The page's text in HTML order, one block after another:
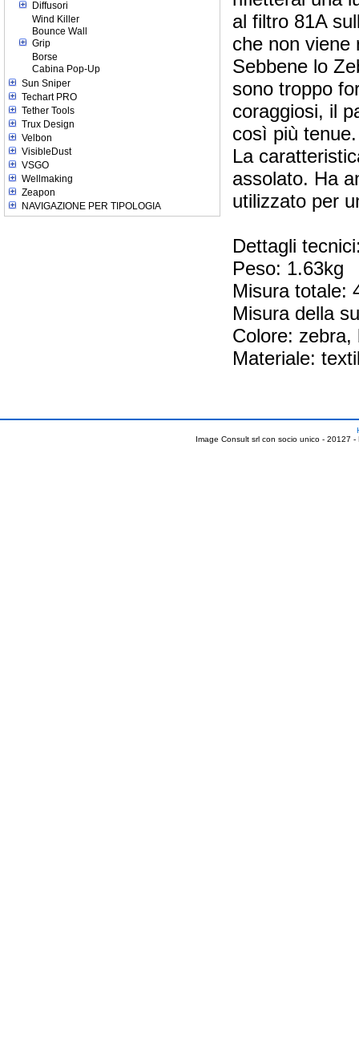
Diffusori
Wind Killer
Bounce Wall
Grip
Borse
Cabina Pop-Up
Sun Sniper
Techart PRO
Tether Tools
Trux Design
Velbon
VisibleDust
VSGO
Wellmaking
Zeapon
NAVIGAZIONE PER TIPOLOGIA
al filtro 81A
che non viene
Sebbene lo
sono troppo
coraggiosi, il
così più
La
assolato. Ha
utilizzato per
Dettagli
Peso: 1.63kg
Misura totale:
Misura della
Colore: zebra,
Materiale:
Image Consult srl con socio unico - 20127